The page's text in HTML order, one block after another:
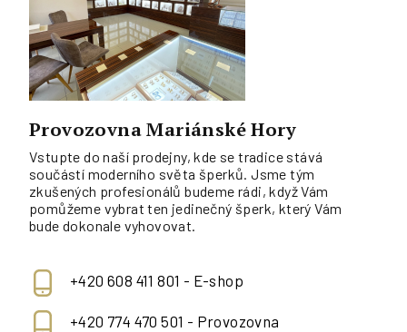
Provozovna Mariánské Hory
Vstupte do naší prodejny, kde se tradice stává
součástí moderního světa šperků. Jsme tým
zkušených profesionálů budeme rádi, když Vám
pomůžeme vybrat ten jedinečný šperk, který Vám
bude dokonale vyhovovat.
+420 608 411 801 - E-shop
+420 774 470 501 - Provozovna